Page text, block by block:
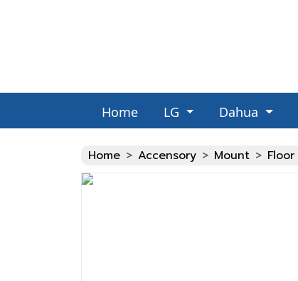
Home
LG Dahua
Home Accensory Mount Floor